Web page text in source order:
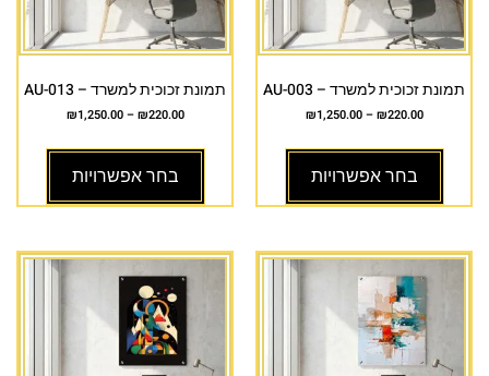
תמונת זכוכית למשרד – AU-003
₪220.00
–
₪1,250.00
בחר אפשרויות
תמונת זכוכית למשרד – AU-013
₪220.00
–
₪1,250.00
בחר אפשרויות